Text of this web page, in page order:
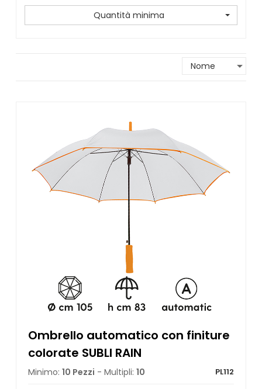
Quantità minima
Ombrello automatico con finiture
colorate SUBLI RAIN
Minimo: 10 Pezzi - Multipli: 10 PL112